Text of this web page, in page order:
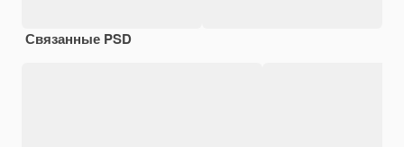
Связанные PSD